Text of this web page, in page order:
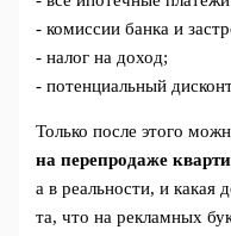
- комиссии банка и
- налог на доход;
- потенциальный
Только после этого
на перепродаже
а в реальности, и какая
та, что на рекламных